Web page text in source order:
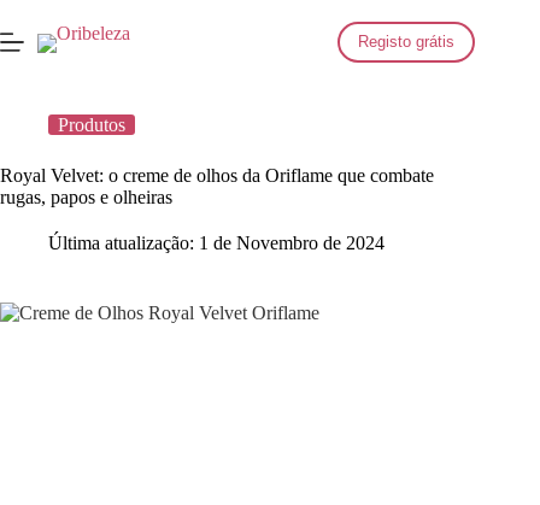
para
o
Registo grátis
Produtos
Royal Velvet: o creme de olhos da Oriflame que combate
rugas, papos e olheiras
Última atualização: 1 de Novembro de 2024